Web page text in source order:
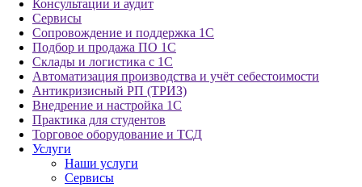
Консультации и аудит
Сервисы
Сопровождение и поддержка 1С
Подбор и продажа ПО 1С
Склады и логистика с 1С
Автоматизация производства и учёт себестоимости
Антикризисный РП (ТРИЗ)
Внедрение и настройка 1С
Практика для студентов
Торговое оборудование и ТСД
Услуги
Наши услуги
Сервисы